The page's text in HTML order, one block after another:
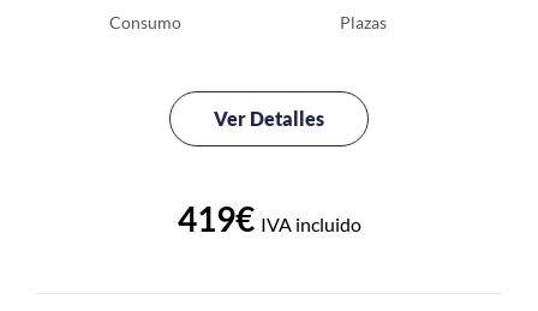
Consumo Plazas
Ver Detalles
419€ IVA incluido